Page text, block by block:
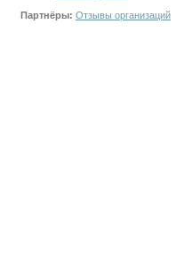
Партнёры: Отзывы организаций